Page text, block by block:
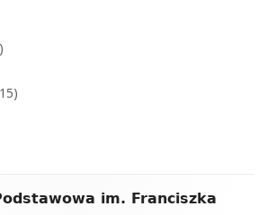
im. Franciszka